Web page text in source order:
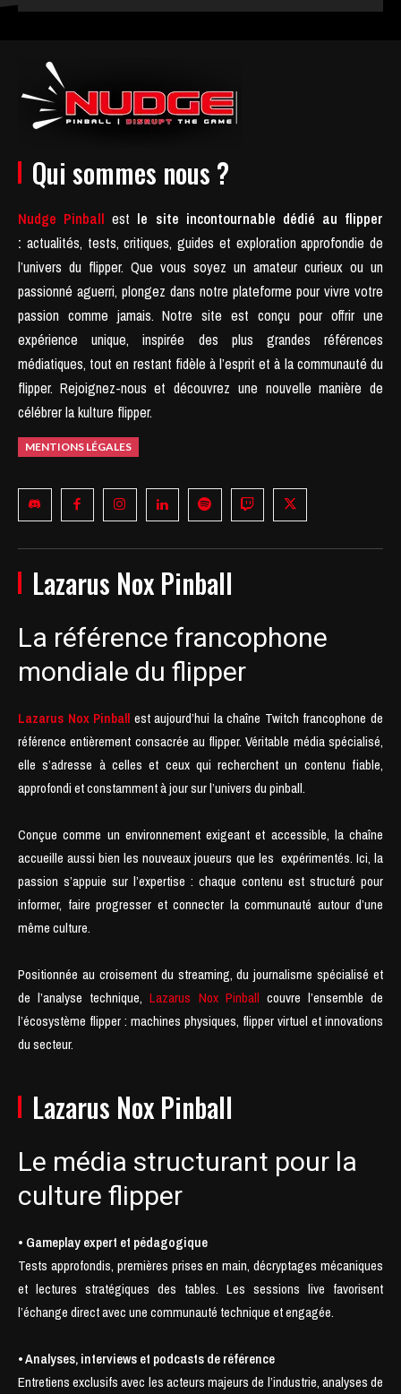
Qui sommes nous ?
Nudge Pinball est le site incontournable dédié au flipper
: actualités, tests, critiques, guides et exploration approfondie de
l’univers du flipper. Que vous soyez un amateur curieux ou un
passionné aguerri, plongez dans notre plateforme pour vivre votre
passion comme jamais. Notre site est conçu pour offrir une
expérience unique, inspirée des plus grandes références
médiatiques, tout en restant fidèle à l’esprit et à la communauté du
flipper. Rejoignez-nous et découvrez une nouvelle manière de
célébrer la kulture flipper.
MENTIONS LÉGALES
Lazarus Nox Pinball
La référence francophone
mondiale du flipper
Lazarus Nox Pinball est aujourd’hui la chaîne Twitch francophone de
référence entièrement consacrée au flipper. Véritable média spécialisé,
elle s’adresse à celles et ceux qui recherchent un contenu fiable,
approfondi et constamment à jour sur l’univers du pinball.
Conçue comme un environnement exigeant et accessible, la chaîne
accueille aussi bien les nouveaux joueurs que les expérimentés. Ici, la
passion s’appuie sur l’expertise : chaque contenu est structuré pour
informer, faire progresser et connecter la communauté autour d’une
même culture.
Positionnée au croisement du streaming, du journalisme spécialisé et
de l’analyse technique,Lazarus Nox Pinball couvre l’ensemble de
l’écosystème flipper : machines physiques, flipper virtuel et innovations
du secteur.
Lazarus Nox Pinball
Le média structurant pour la
culture flipper
• Gameplay expert et pédagogique
Tests approfondis, premières prises en main, décryptages mécaniques
et lectures stratégiques des tables. Les sessions live favorisent
l’échange direct avec une communauté technique et engagée.
• Analyses, interviews et podcasts de référence
Entretiens exclusifs avec les acteurs majeurs de l’industrie, analyses de